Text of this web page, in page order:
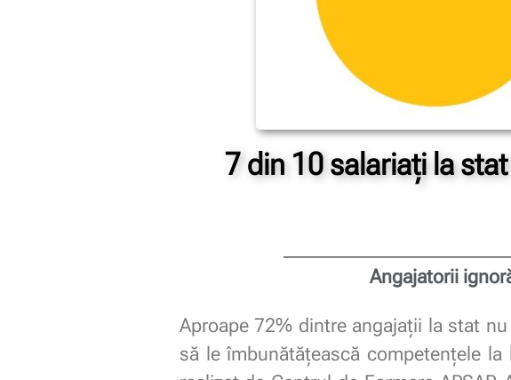
7 din 10 salariați la
Angajatorii
Aproape 72% dintre angajații la stat
să le îmbunătățească competențele